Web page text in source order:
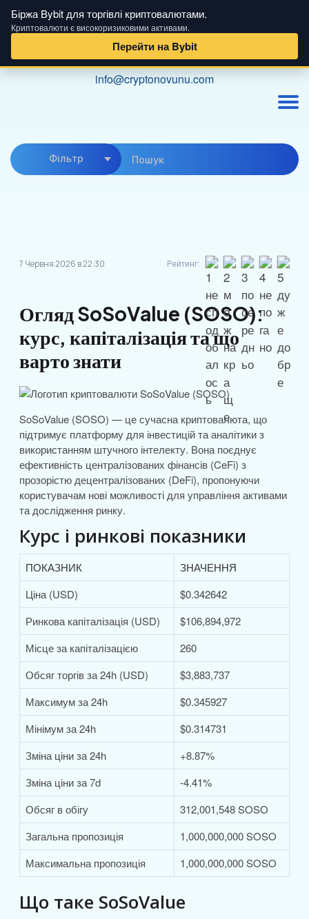
Біржа Bybit для торгівлі криптовалютами.
Криптовалюти є високоризиковими активами.
Перейти на Bybit
info@cryptonovunu.com
Фiльтр
7 Червня 2026 в 22:30 Рейтинг:
Огляд SoSoValue (SOSO):
курс, капіталізація та що
варто знати
SoSoValue (SOSO) — це сучасна криптовалюта, що
підтримує платформу для інвестицій та аналітики з
використанням штучного інтелекту. Вона поєднує
ефективність централізованих фінансів (CeFi) з
прозорістю децентралізованих (DeFi), пропонуючи
користувачам нові можливості для управління активами
та дослідження ринку.
Курс і ринкові показники
ПОКАЗНИК
ЗНАЧЕННЯ
Ціна (USD)
$0.342642
Ринкова капіталізація (USD)
$106,894,972
Місце за капіталізацією
260
Обсяг торгів за 24h (USD)
$3,883,737
Максимум за 24h
$0.345927
Мінімум за 24h
$0.314731
Зміна ціни за 24h
+8.87%
Зміна ціни за 7d
-4.41%
Обсяг в обігу
312,001,548 SOSO
Загальна пропозиція
1,000,000,000 SOSO
Максимальна пропозиція
1,000,000,000 SOSO
Що таке SoSoValue